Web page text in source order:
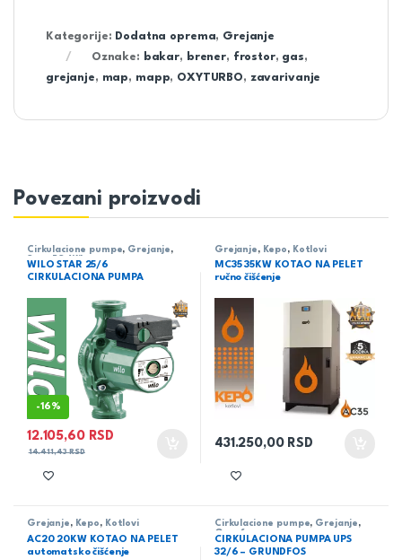
Kategorije: Dodatna oprema, Grejanje
Oznake:
bakar, brener, frostor, gas,
grejanje, map, mapp, OXYTURBO, zavarivanje
Povezani proizvodi
Cirkulacione pumpe, Grejanje ,
Star-RS, Wilo
WILO STAR 25/6
CIRKULACIONA PUMPA
-16%
12.105,60 RSD
14.411,43RSD
Grejanje , Kepo , Kotlovi
MC35 35KW KOTAO NA PELET
ručno čišćenje
431.250,00 RSD
Grejanje , Kepo , Kotlovi
AC20 20KW KOTAO NA PELET
automatsko čišćenje
Cirkulacione pumpe, Grejanje ,
Grunfos
CIRKULACIONA PUMPA UPS
32/6 – GRUNDFOS